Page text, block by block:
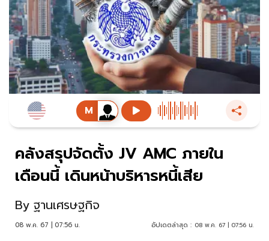
คลังสรุปจัดตั้ง JV AMC ภายใน
เดือนนี้ เดินหน้าบริหารหนี้เสีย
By ฐานเศรษฐกิจ
08 พ.ค. 67 | 07:56 น. อัปเดตล่าสุด : 08 พ.ค. 67 | 07:56 น.